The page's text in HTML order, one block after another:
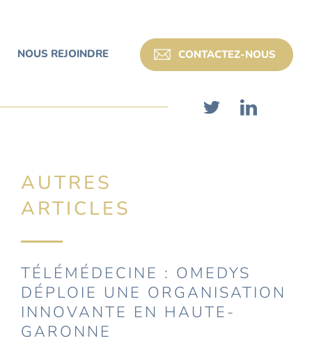
NOUS REJOINDRE CONTACTEZ-NOUS
AUTRES
ARTICLES
TÉLÉMÉDECINE : OMEDYS
DÉPLOIE UNE ORGANISATION
INNOVANTE EN HAUTE-
GARONNE